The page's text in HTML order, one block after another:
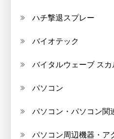
ハチ撃退スプレー
バイオテック
バイタルウェーブ ス
パソコン
パソコン・パソコン関
パソコン周辺機器・ア